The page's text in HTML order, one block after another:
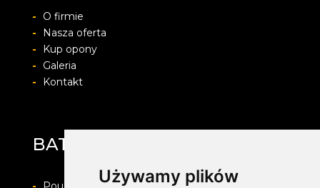
Używamy plików
-
O firmie
-
Nasza oferta
-
Kup opony
-
Galeria
-
Kontakt
BATEX-POL